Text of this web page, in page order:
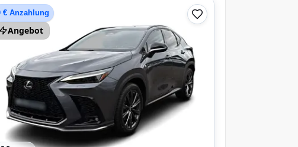
€ Anzahlung
Angebot